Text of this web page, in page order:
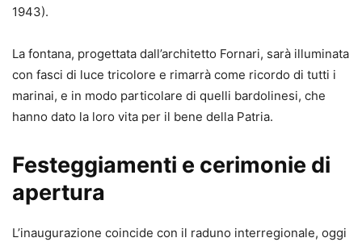
1943).
La fontana, progettata dall’architetto Fornari, sarà illuminata
con fasci di luce tricolore e rimarrà come ricordo di tutti i
marinai, e in modo particolare di quelli bardolinesi, che
hanno dato la loro vita per il bene della Patria.
Festeggiamenti e cerimonie di
apertura
L’inaugurazione coincide con il raduno interregionale, oggi